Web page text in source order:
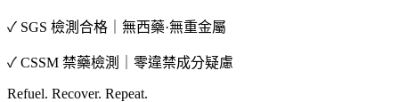
✓ SGS 檢測合格｜無西藥·無重金屬
✓ CSSM 禁藥檢測｜零違禁成分疑慮
Refuel. Recover. Repeat.